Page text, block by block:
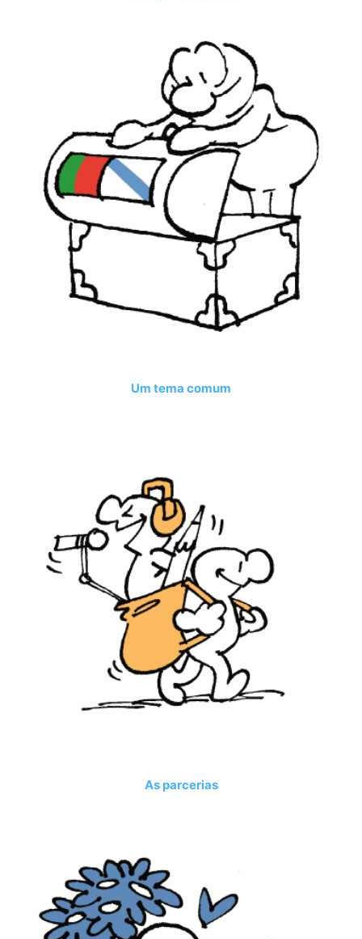
Um tema comum
As parcerias